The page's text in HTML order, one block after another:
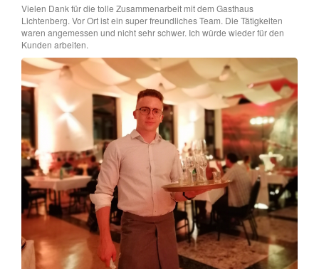
Vielen Dank für die tolle Zusammenarbeit mit dem Gasthaus
Lichtenberg. Vor Ort ist ein super freundliches Team. Die Tätigkeiten
waren angemessen und nicht sehr schwer. Ich würde wieder für den
Kunden arbeiten.